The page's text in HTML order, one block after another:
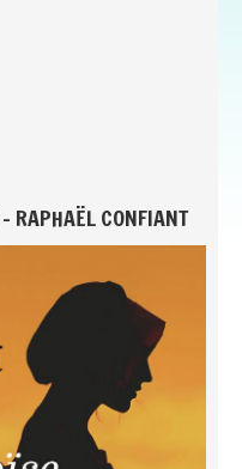
RAPHAËL CONFIANT